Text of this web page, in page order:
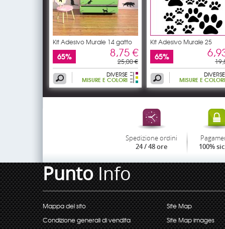
Kit Adesivo Murale 14 gatto
65% 8,75 €
25,00 €
DIVERSE
MISURE E COLORI
Kit Adesivo Murale 25
65%
DIVERSE
MISURE E COLORI
Spedizione ordini
24 / 48 ore 100%
PuntoInfo
Mappa del sito
Condizione generali di vendita
Site Map
Site Map images